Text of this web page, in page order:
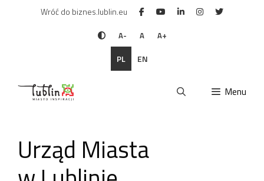
Wróć do biznes.lublin.eu
A- A A+
PL EN
Menu
Urząd Miasta